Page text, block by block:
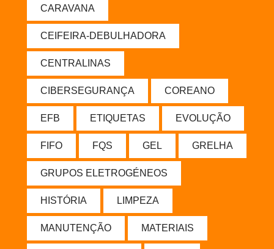
CARAVANA
CEIFEIRA-DEBULHADORA
CENTRALINAS
CIBERSEGURANÇA COREANO
EFB ETIQUETAS EVOLUÇÃO
FIFO FQS GEL GRELHA
GRUPOS ELETROGÉNEOS
HISTÓRIA LIMPEZA
MANUTENÇÃO MATERIAIS